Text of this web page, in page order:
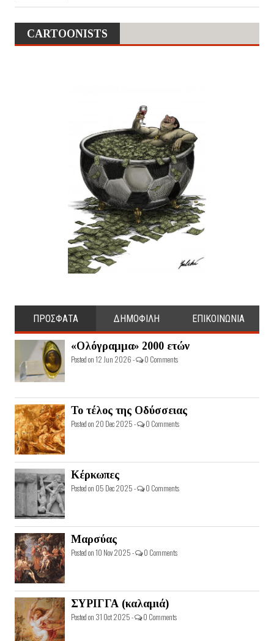
CARTOONISTS
ΠΡΟΣΦΑΤΑ ΔΗΜΟΦΙΛΗ ΕΠΙΚΟΙΝΩΝΙΑ
«Ολόγραμμα» 2000 ετών
Posted on 12 Jun 2026 - 0 Comments
Το τέλος της Οδύσσειας
Posted on 20 Dec 2025 - 0 Comments
Κέρκωπες
Posted on 05 Dec 2025 - 0 Comments
Μαρσύας
Posted on 10 Nov 2025 - 0 Comments
ΣΥΡΙΓΓΑ (καλαμιά)
Posted on 31 Oct 2025 - 0 Comments